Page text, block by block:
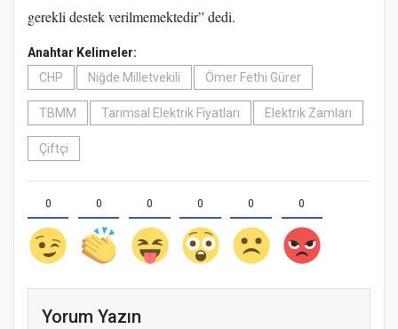
gerekli destek verilmemektedir” dedi.
Anahtar Kelimeler:
CHP
Niğde Milletvekili Ömer Fethi Gürer
TBMM Tarımsal Elektrik Fiyatları Elektrik Zamları
Çiftçi
0 0 0 0 0 0
Yorum Yazın